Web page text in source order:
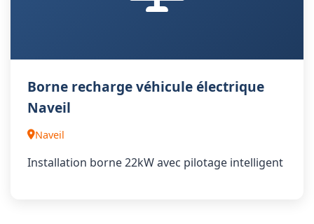
Borne recharge véhicule électrique
Naveil
Naveil
Installation borne 22kW avec pilotage intelligent